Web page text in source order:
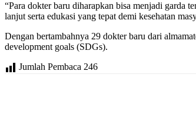
“Para dokter baru diharapkan bisa menjadi garda
lanjut serta edukasi yang tepat demi kesehatan
Dengan bertambahnya 29 dokter baru dari
development goals (SDGs).
Jumlah Pembaca 246